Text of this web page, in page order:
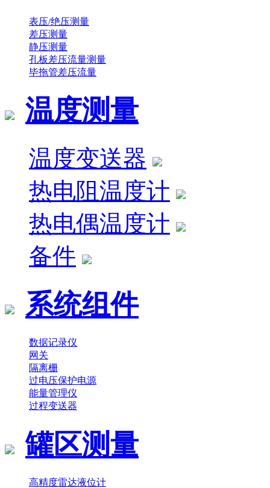
表压/绝压测量
差压测量
静压测量
孔板差压流量测量
毕拖管差压流量
温度测量
温度变送器
热电阻温度计
热电偶温度计
备件
系统组件
数据记录仪
网关
隔离栅
过电压保护电源
能量管理仪
过程变送器
罐区测量
高精度雷达液位计